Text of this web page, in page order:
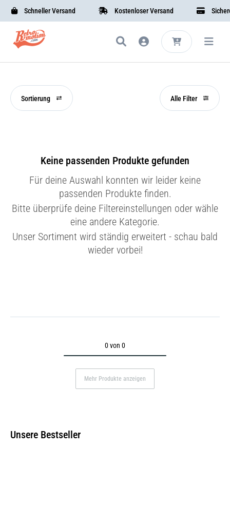
Schneller Versand Kostenloser Versand Sichere
Sortierung Alle Filter
Keine passenden Produkte gefunden
Für deine Auswahl konnten wir leider keine
passenden Produkte finden.
Bitte überprüfe deine Filtereinstellungen oder wähle
eine andere Kategorie.
Unser Sortiment wird ständig erweitert - schau bald
wieder vorbei!
0 von 0
Mehr Produkte anzeigen
Unsere Bestseller